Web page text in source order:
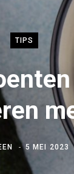
TIPS
5 MEI 2023